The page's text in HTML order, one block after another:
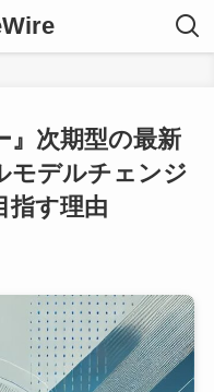
』次期型の最新
モデルチェンジ
指す理由